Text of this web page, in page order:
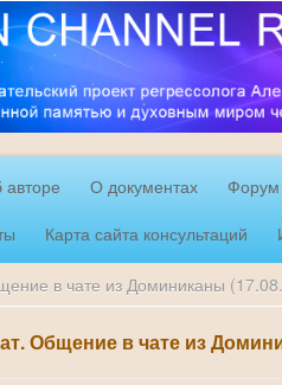
О документах
Форум
Карта сайта консультаций
в чате из Доминиканы
Общение в чате из